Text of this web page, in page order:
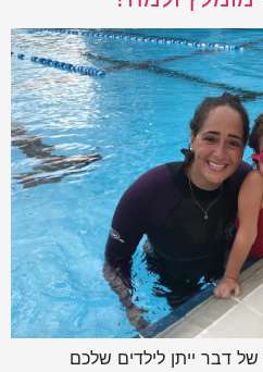
של דבר ייתן לילדים שלכם